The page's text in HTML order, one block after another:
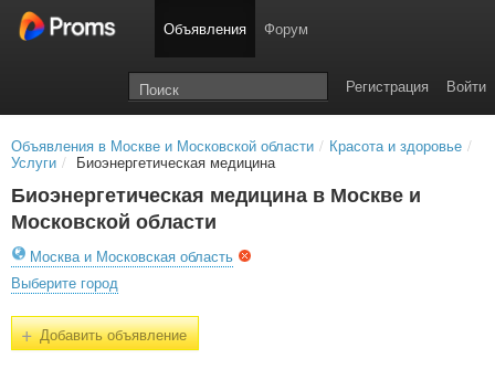
Объявления Форум
Войти
Регистрация
Объявления в Москве и Московской области / Красота и здоровье /
Услуги / Биоэнергетическая медицина
Биоэнергетическая медицина в Москве и
Московской области
Москва и Московская область
Выберите город
+Добавить объявление